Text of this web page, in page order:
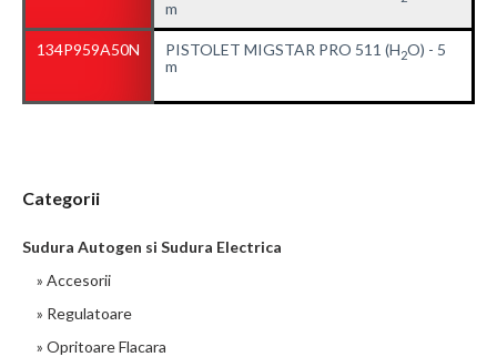
m
134P959A50N PISTOLET MIGSTAR PRO 511 (H2O) - 5
m
Categorii
Sudura Autogen si Sudura Electrica
» Accesorii
» Regulatoare
» Opritoare Flacara